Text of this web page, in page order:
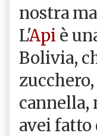
nostra
L'Api è
Bolivia,
cannella,
avei fatto